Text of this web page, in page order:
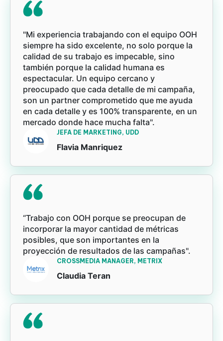
"Mi experiencia trabajando con el equipo OOH
siempre ha sido excelente, no solo porque la
calidad de su trabajo es impecable, sino
también porque la calidad humana es
espectacular. Un equipo cercano y
preocupado que cada detalle de mi campaña,
son un partner comprometido que me ayuda
en cada detalle y es 100% transparente, en un
mercado donde hace mucha falta".
JEFA DE MARKETING, UDD
Flavia Manriquez
“Trabajo con OOH porque se preocupan de
incorporar la mayor cantidad de métricas
posibles, que son importantes en la
proyección de resultados de las campañas".
CROSSMEDIA MANAGER, METRIX
Claudia Teran